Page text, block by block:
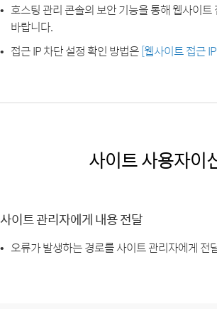
호스팅 관리 콘솔의 보안 기능을 통해 웹사이
바랍니다.
접근 IP 차단 설정 확인 방법은[웹사이트 접근
사이트 사용자이
사이트 관리자에게 내용 전달
오류가 발생하는 경로를 사이트 관리자에게 전